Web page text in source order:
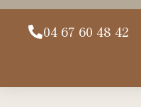
04 67 60 48 42